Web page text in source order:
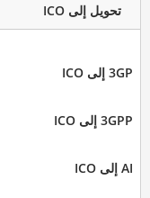
تحويل إلى ICO
3GP إلى ICO
3GPP إلى ICO
AI إلى ICO